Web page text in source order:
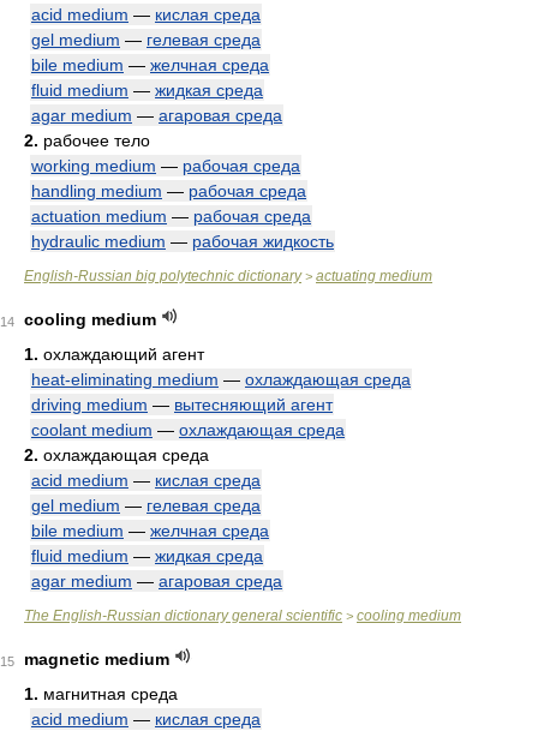
acid medium — кислая среда
gel medium — гелевая среда
bile medium — желчная среда
fluid medium — жидкая среда
agar medium — агаровая среда
2. рабочее тело
working medium — рабочая среда
handling medium — рабочая среда
actuation medium — рабочая среда
hydraulic medium — рабочая жидкость
English-Russian big polytechnic dictionary> actuating medium
14
cooling medium
1. охлаждающий агент
heat-eliminating medium — охлаждающая среда
driving medium — вытесняющий агент
coolant medium — охлаждающая среда
2. охлаждающая среда
acid medium — кислая среда
gel medium — гелевая среда
bile medium — желчная среда
fluid medium — жидкая среда
agar medium — агаровая среда
The English-Russian dictionary general scientific > cooling medium
15
magnetic medium
1. магнитная среда
acid medium — кислая среда